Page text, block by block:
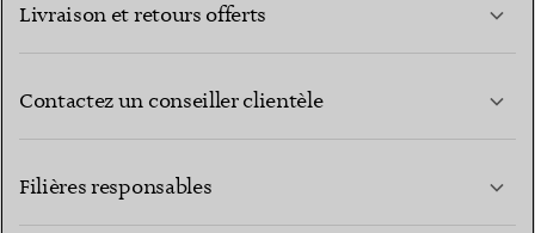
Livraison et retours offerts
Contactez un conseiller clientèle
Filières responsables